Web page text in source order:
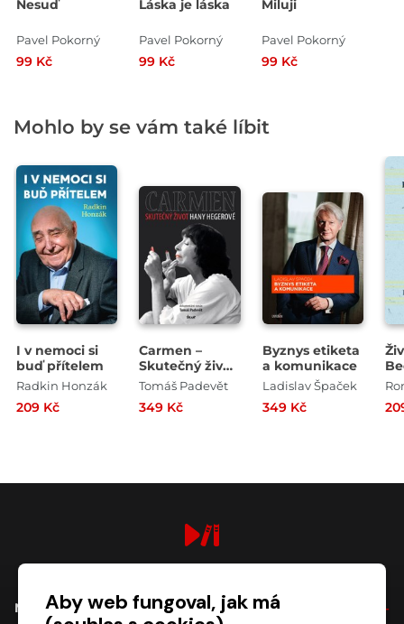
Nesuď
Pavel Pokorný
99 Kč
Láska je láska
Pavel Pokorný
99 Kč
Miluji
Pavel Pokorný
99 Kč
Mohlo by se vám také líbit
I v nemoci si
buď přítelem
Radkin Honzák
209 Kč
Carmen –
Skutečný život
Hany
Tomáš Padevět
349 Kč
Byznys etiketa
a komunikace
Ladislav Špaček
349 Kč
NÁKUPAby web fungoval, jak má